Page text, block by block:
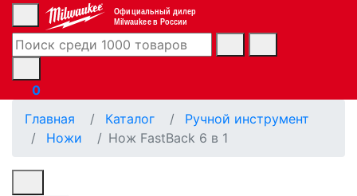
Официальный дилер
Milwaukee в России
0
Главная
Каталог
Ручной инструмент
Ножи
Нож FastBack 6 в 1